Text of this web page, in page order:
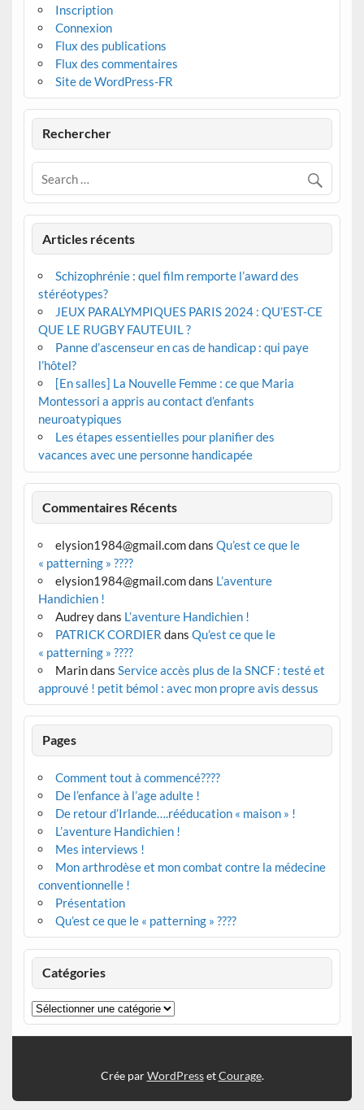
Inscription
Connexion
Flux des publications
Flux des commentaires
Site de WordPress-FR
Rechercher
Articles récents
Schizophrénie : quel film remporte l’award des
stéréotypes?
JEUX PARALYMPIQUES PARIS 2024 : QU’EST-CE
QUE LE RUGBY FAUTEUIL ?
Panne d’ascenseur en cas de handicap : qui paye
l’hôtel?
[En salles] La Nouvelle Femme : ce que Maria
Montessori a appris au contact d’enfants
neuroatypiques
Les étapes essentielles pour planifier des
vacances avec une personne handicapée
Commentaires Récents
elysion1984@gmail.comdans Qu’est ce que le
« patterning » ????
elysion1984@gmail.comdans L’aventure
Handichien !
Audreydans L’aventure Handichien !
PATRICK CORDIER dans Qu’est ce que le
« patterning » ????
Marindans Service accès plus de la SNCF : testé et
approuvé ! petit bémol : avec mon propre avis dessus
Pages
Comment tout à commencé????
De l’enfance à l’age adulte !
De retour d’Irlande….rééducation « maison » !
L’aventure Handichien !
Mes interviews !
Mon arthrodèse et mon combat contre la médecine
conventionnelle !
Présentation
Qu’est ce que le « patterning » ????
Catégories
Catégories
Crée parWordPressetCourage.